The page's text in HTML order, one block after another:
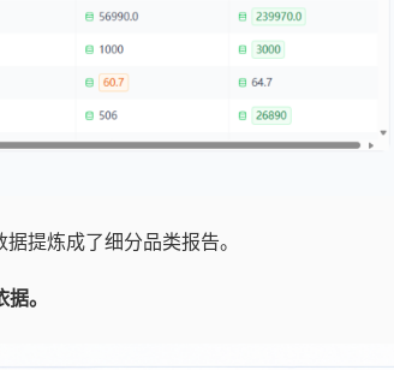
提炼成了细分品类报告。
。